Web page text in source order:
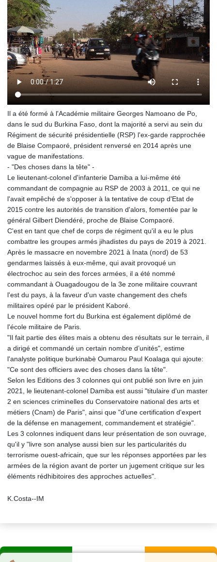
Il a été formé à l'Académie militaire Georges Namoano de Po,
dans le sud du Burkina Faso, dont la majorité a servi au sein du
Régiment de sécurité présidentielle (RSP) l'ex-garde rapprochée
de Blaise Compaoré, président renversé en 2014 après une
vague de manifestations.
- "Des choses dans la tête" -
Le lieutenant-colonel d'infanterie Damiba a lui-même été
commandant de compagnie au RSP de 2003 à 2011, ce qui ne
l'avait empêché de s'opposer à la tentative de coup d'Etat de
2015 contre les autorités de transition d'alors, fomentée par le
général Gilbert Diendéré, proche de Blaise Compaoré.
C'est en tant que chef de corps de régiment qu'il a eu le plus
combattre les groupes armés jihadistes du pays de 2019 à 2021.
Après le massacre en novembre 2021 à Inata (nord) de 53
gendarmes laissés à eux-même, qui avait provoqué un
électrochoc au sein des forces armées, il a été nommé
commandant à Ouagadougou de la 3e zone militaire couvrant
l'est du pays, à la faveur d'un vaste changement des chefs
militaires opéré par le président Kaboré.
Le nouvel homme fort du Burkina est également diplômé de
l'école militaire de Paris.
"Il fait partie des élites mais a obtenu des résultats sur le terrain, il
a dirigé et commandé un certain nombre d’unités", estime
l'analyste politique burkinabè Oumarou Paul Koalaga qui ajoute:
"Ce sont des officiers avec des choses dans la tête".
Selon les Editions des 3 colonnes qui ont publié son livre en juin
2021, le lieutenant-colonel Damiba est aussi "titulaire d'un master
2 en sciences criminelles du Conservatoire national des arts et
métiers (Cnam) de Paris", ainsi que "d'une certification d'expert
de la défense en management, commandement et stratégie".
Les 3 colonnes indiquent dans leur présentation de son ouvrage,
qu'il y "livre son analyse aussi bien sur les particularités du
terrorisme ouest-africain, que sur les réponses apportées par les
armées de la région avant de porter un jugement critique sur les
éléments rédhibitoires des approches actuelles".
K.Costa--IM